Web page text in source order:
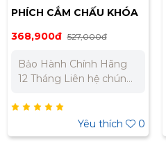
PHÍCH CẮM CHẤU KHÓA
LOCKING MEIKOSHA
368,900đ 527,000đ
Bảo Hành Chính Hãng
12 Tháng Liên hệ chúng
nhất cho dự án. Miền
Bắc : 0989 310 979 –
0973 106 269 Miền Nam:
Yêu thích 0